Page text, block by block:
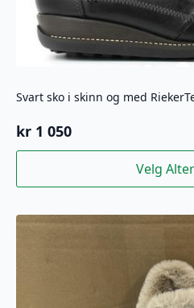
Svart sko i skinn og med
kr 1 050
Velg
Dette
flere
varianter.